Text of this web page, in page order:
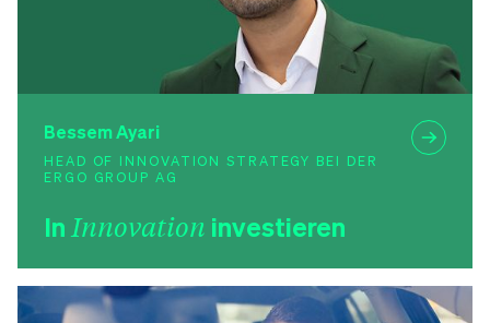
Bessem Ayari
HEAD OF INNOVATION STRATEGY BEI DER
ERGO GROUP AG
In Innovation investieren